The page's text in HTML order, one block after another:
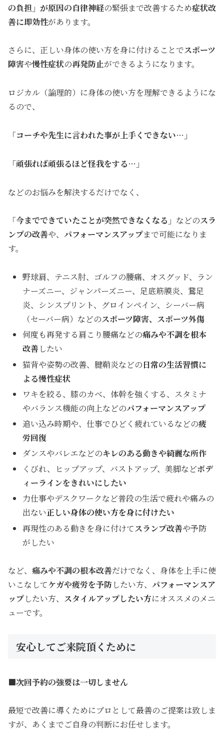
の負担」が原因の自律神経の緊張まで改善するため症状改
善に即効性があります。
さらに、正しい身体の使い方を身に付けることでスポーツ
障害や慢性症状の再発防止ができるようになります。
ロジカル（論理的）に身体の使い方を理解できるようにな
るので、
「コーチや先生に言われた事が上手くできない…」
「頑張れば頑張るほど怪我をする…」
などのお悩みを解決するだけでなく、
「今までできていたことが突然できなくなる」 などのスラ
ンプの改善や、 パフォーマンスアップまで可能になりま
す。
野球肩、テニス肘、ゴルフの腰痛、オスグッド、ラン
ナーズニー、ジャンパーズニー、足底筋膜炎、鵞足
炎、シンスプリント、グロインペイン、シーバー病
（セーバー病）などのスポーツ障害、スポーツ外傷
何度も再発する肩こり腰痛などの痛みや不調を根本
改善したい
猫背や姿勢の改善、腱鞘炎などの日常の生活習慣に
よる慢性症状
ワキを絞る、膝のカベ、体幹を強くする、スタミナ
やバランス機能の向上などのパフォーマンスアップ
追い込み時期や、仕事でひどく疲れているなどの疲
労回復
ダンスやバレエなどのキレのある動きや綺麗な所作
くびれ、ヒップアップ、バストアップ、美脚などボデ
ィーラインをきれいにしたい
力仕事やデスクワークなど普段の生活で疲れや痛みの
出ない正しい身体の使い方を身に付けたい
再現性のある動きを身に付けてスランプ改善や予防
がしたい
など、 痛みや不調の根本改善だけでなく、身体を上手に使
いこなしてケガや疲労を予防 したい方、 パフォーマンスア
ップしたい方、 スタイルアップしたい方にオススメのメニ
ューです。
安心してご来院頂くために
■次回予約の強要は一切しません
最短で改善に導くためにプロとして最善のご提案は致しま
すが、あくまでご自身の判断にお任せします。